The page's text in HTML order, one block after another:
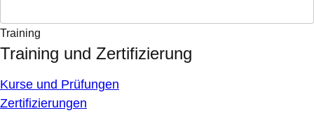
Training
Training und Zertifizierung
Kurse und Prüfungen
Zertifizierungen